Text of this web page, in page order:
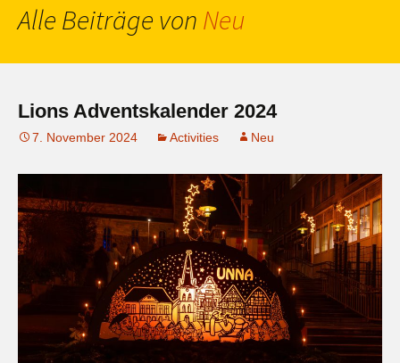
Alle Beiträge von Neu
Lions Adventskalender 2024
7. November 2024 Activities Neu